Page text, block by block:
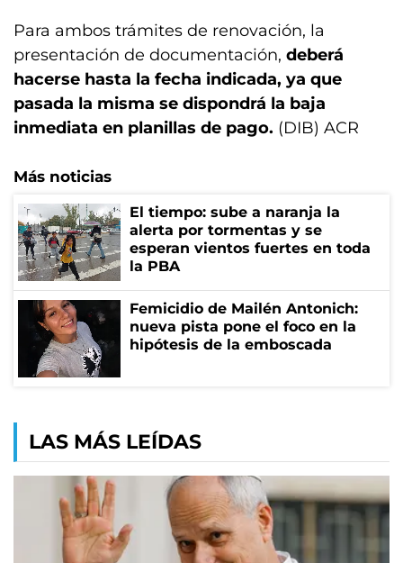
Para ambos trámites de renovación, la
presentación de documentación, deberá
hacerse hasta la fecha indicada, ya que
pasada la misma se dispondrá la baja
inmediata en planillas de pago. (DIB) ACR
Más noticias
El tiempo: sube a naranja la
alerta por tormentas y se
esperan vientos fuertes en toda
la PBA
Femicidio de Mailén Antonich:
nueva pista pone el foco en la
hipótesis de la emboscada
LAS MÁS LEÍDAS